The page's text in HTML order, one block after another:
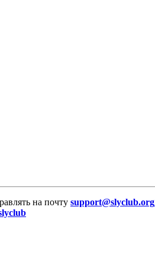
на почту support@slyclub.org